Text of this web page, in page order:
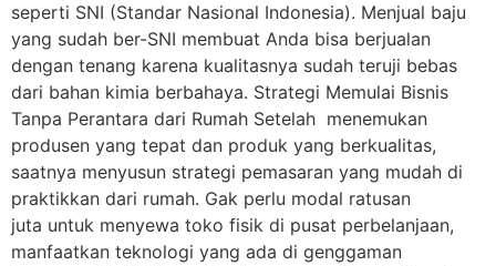
seperti SNI (Standar Nasional Indonesia). Menjual baju
yang sudah ber-SNI membuat Anda bisa berjualan
dengan tenang karena kualitasnya sudah teruji bebas
dari bahan kimia berbahaya. Strategi Memulai Bisnis
Tanpa Perantara dari Rumah Setelah menemukan
produsen yang tepat dan produk yang berkualitas,
saatnya menyusun strategi pemasaran yang mudah di
praktikkan dari rumah. Gak perlu modal ratusan
juta untuk menyewa toko fisik di pusat perbelanjaan,
manfaatkan teknologi yang ada di genggaman